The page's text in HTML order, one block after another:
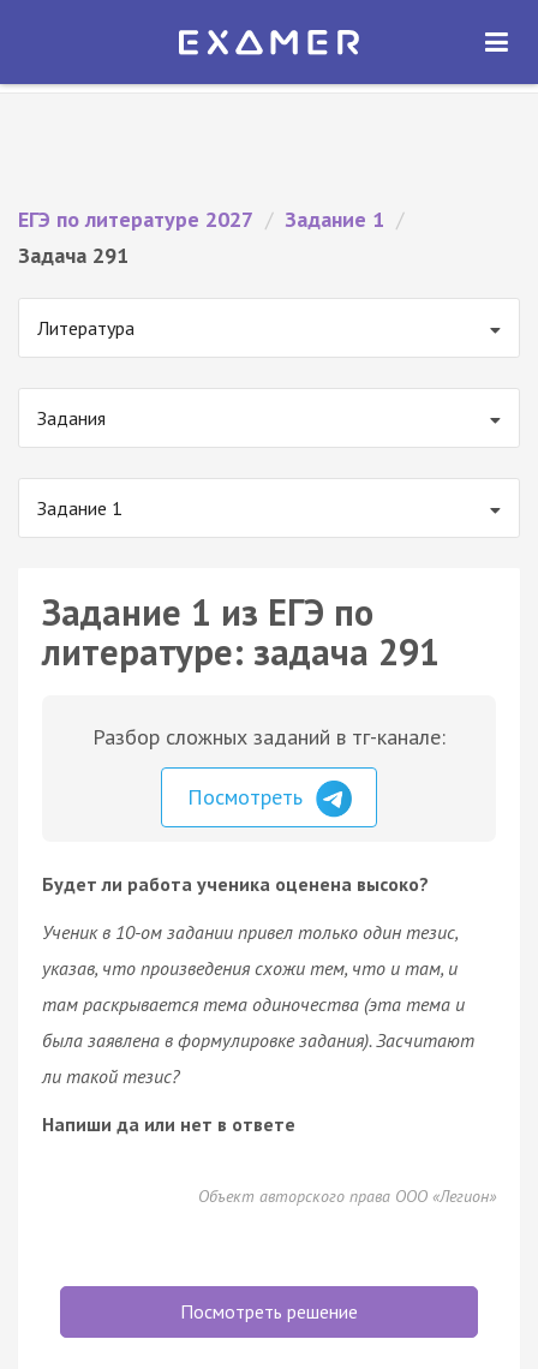
Экзамер — ЕГЭ 2027
ОТКРЫТЬ
ЕГЭ по литературе 2027 / Задание 1 /
Задача 291
Литература
Задания
Задание 1
Задание 1 из ЕГЭ по
литературе: задача 291
Разбор сложных заданий в тг-канале:
Посмотреть
Будет ли работа ученика оценена высоко?
Ученик в 10-ом задании привел только один тезис,
указав, что произведения схожи тем, что и там, и
там раскрывается тема одиночества (эта тема и
была заявлена в формулировке задания). Засчитают
ли такой тезис?
Напиши да или нет в ответе
Объект авторского права ООО «Легион»
Посмотреть решение